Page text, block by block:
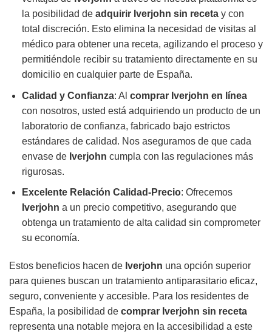
la posibilidad de adquirir Iverjohn sin recetay con
total discreción. Esto elimina la necesidad de visitas al
médico para obtener una receta, agilizando el proceso y
permitiéndole recibir su tratamiento directamente en su
domicilio en cualquier parte de España.
Calidad y Confianza: Al comprar Iverjohn en línea
con nosotros, usted está adquiriendo un producto de un
laboratorio de confianza, fabricado bajo estrictos
estándares de calidad. Nos aseguramos de que cada
envase de Iverjohn cumpla con las regulaciones más
rigurosas.
Excelente Relación Calidad-Precio: Ofrecemos
Iverjohn a un precio competitivo, asegurando que
obtenga un tratamiento de alta calidad sin comprometer
su economía.
Estos beneficios hacen de Iverjohn una opción superior
para quienes buscan un tratamiento antiparasitario eficaz,
seguro, conveniente y accesible. Para los residentes de
España, la posibilidad de comprar Iverjohn sin receta
representa una notable mejora en la accesibilidad a este